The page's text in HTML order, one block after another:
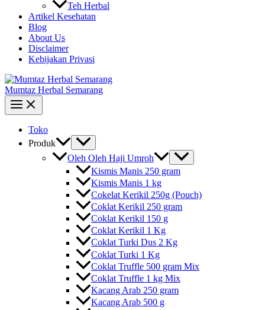
Teh Herbal
Artikel Kesehatan
Blog
About Us
Disclaimer
Kebijakan Privasi
Mumtaz Herbal Semarang
Toko
Produk
Oleh Oleh Haji Umroh
Kismis Manis 250 gram
Kismis Manis 1 kg
Cokelat Kerikil 250g (Pouch)
Coklat Kerikil 250 gram
Coklat Kerikil 150 g
Coklat Kerikil 1 Kg
Coklat Turki Dus 2 Kg
Coklat Turki 1 Kg
Coklat Truffle 500 gram Mix
Coklat Truffle 1 kg Mix
Kacang Arab 250 gram
Kacang Arab 500 g